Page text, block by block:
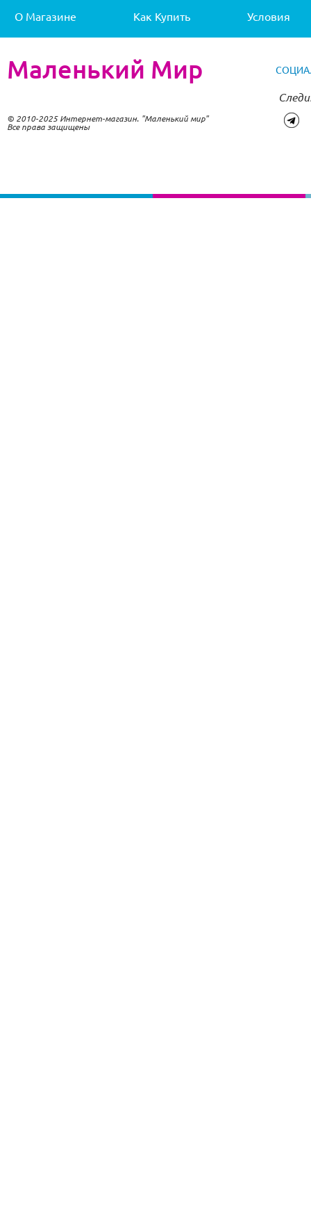
О Магазине Как Купить Условия
Маленький Мир
© 2010-2025 Интернет-магазин. "Маленький мир"
Все права защищены